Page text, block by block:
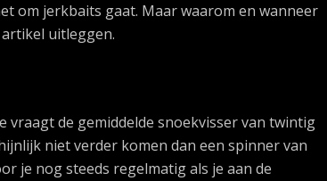
om jerkbaits gaat. Maar waarom en wanneer
uitleggen.
vraagt de gemiddelde snoekvisser van twintig
niet verder komen dan een spinner van
je nog steeds regelmatig als je aan de